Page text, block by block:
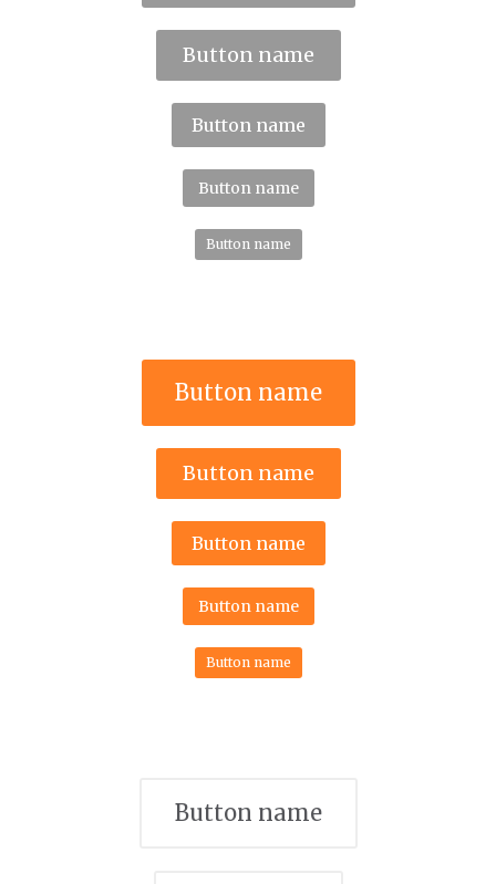
Button name
Button name
Button name
Button name
Button name
Button name
Button name
Button name
Button name
Button name